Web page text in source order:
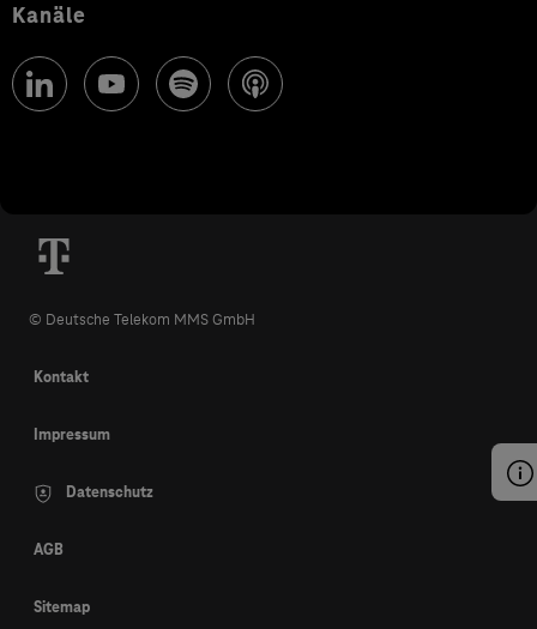
Kanäle
© Deutsche Telekom MMS GmbH
Kontakt
Impressum
Datenschutz
AGB
Sitemap